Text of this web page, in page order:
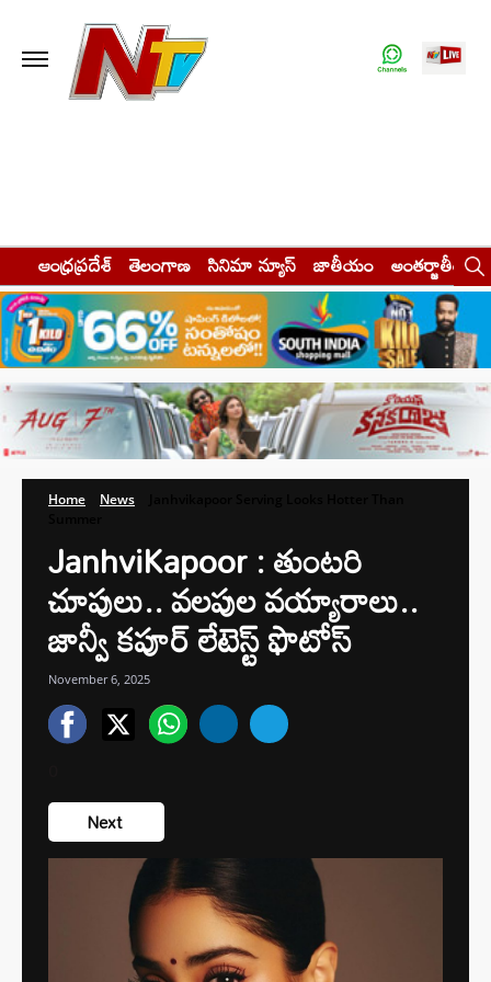
ఆంధ్రప్రదేశ్ తెలంగాణ సినిమా న్యూస్ జాతీయం అంతర్జాతీయం
Home News
JanhviKapoor : తుంటరి
చూపులు.. వలపుల వయ్యారాలు..
జాన్వీ కపూర్ లేటెస్ట్ ఫొటోస్
November 6, 2025
Next